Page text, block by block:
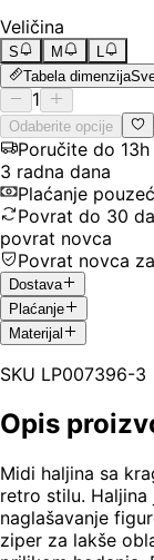
Veličina
S M
L
Tabela dimenzija
1
Odaberite opcije
Poručite do
3 radna dana
Plaćanje
Povrat do 30
povrat novca
Povrat novca
Dostava
Plaćanje
Materijal
SKU LP007396-3
Opis
Midi haljina sa
retro stilu.
naglašavanje
ziper za lakše